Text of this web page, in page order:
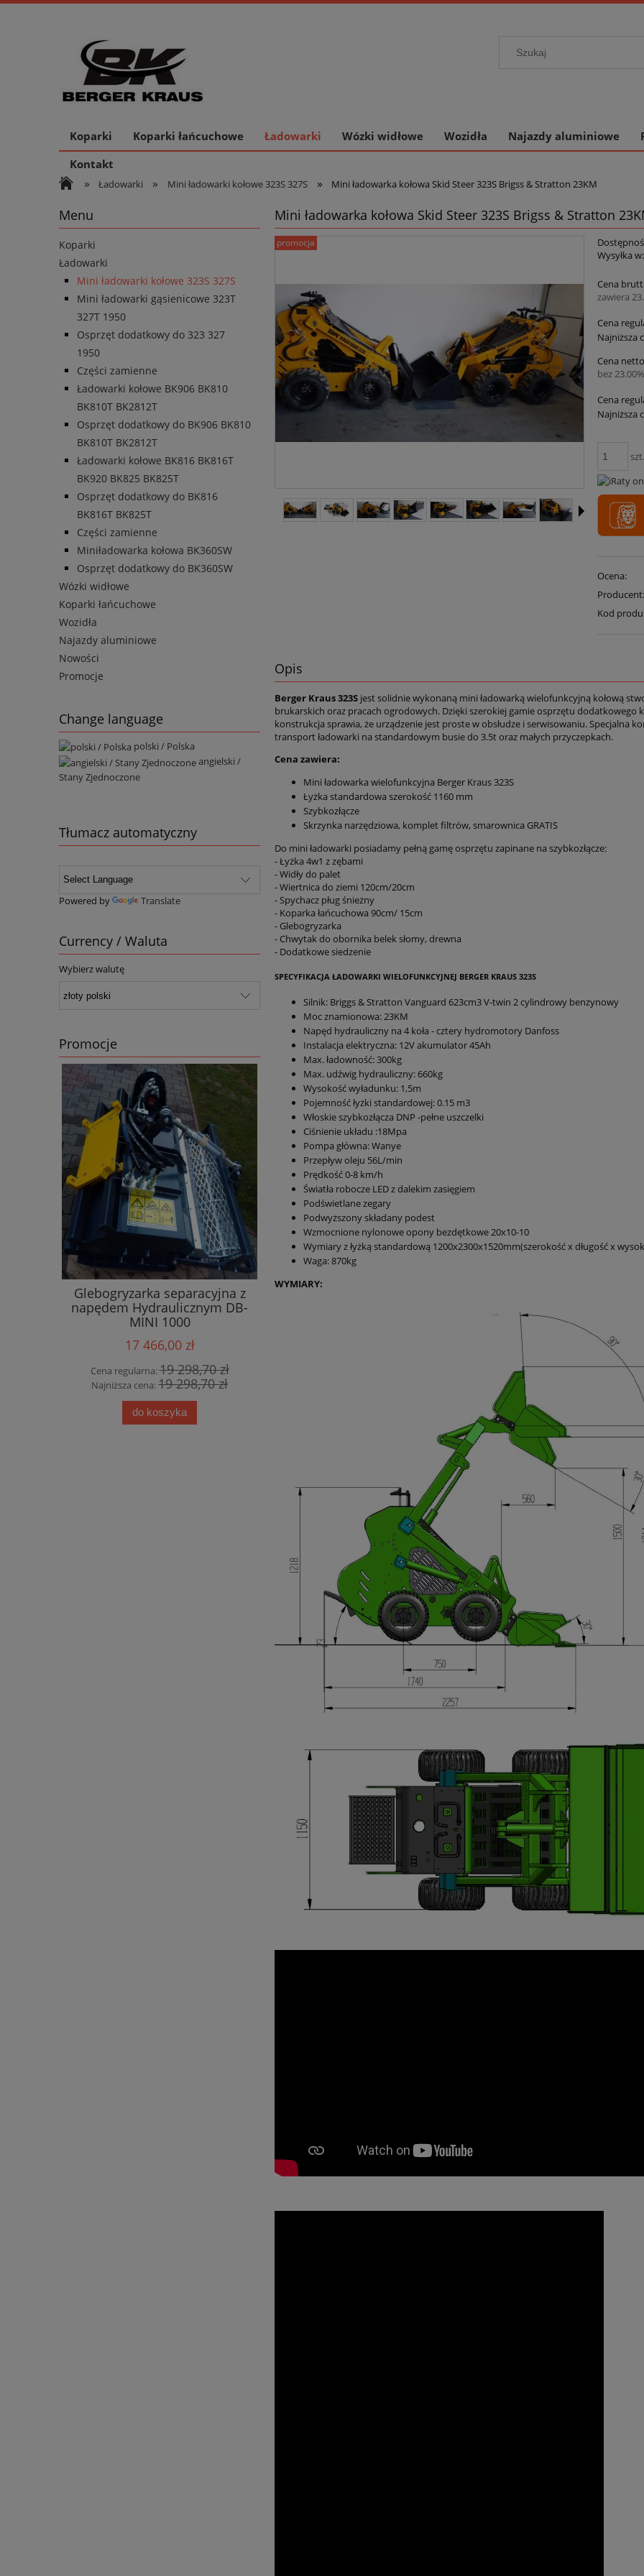
Koparki Koparki łańcuchowe Ładowarki Wózki widłowe Wozidła Najazdy aluminiowe
Kontakt
» Ładowarki » Mini ładowarki kołowe 323S 327S » Mini ładowarka kołowa Skid Steer 323S Brigss & Stratton 23KM
Menu
Koparki
Ładowarki
Mini ładowarki kołowe 323S 327S
Mini ładowarki gąsienicowe 323T
327T 1950
Osprzęt dodatkowy do 323 327
1950
Części zamienne
Ładowarki kołowe BK906 BK810
BK810T BK2812T
Osprzęt dodatkowy do BK906 BK810
BK810T BK2812T
Ładowarki kołowe BK816 BK816T
BK920 BK825 BK825T
Osprzęt dodatkowy do BK816
BK816T BK825T
Części zamienne
Miniładowarka kołowa BK360SW
Osprzęt dodatkowy do BK360SW
Wózki widłowe
Koparki łańcuchowe
Wozidła
Najazdy aluminiowe
Nowości
Promocje
Change language
polski / Polska
angielski /
Stany Zjednoczone
Tłumacz automatyczny
Powered by Translate
Currency / Waluta
Wybierz walutę
Promocje
Glebogryzarka separacyjna z
napędem Hydraulicznym DB-
MINI 1000
17 466,00 zł
Cena regularna:19 298,70 zł
Najniższa cena:19 298,70 zł
do koszyka
z kabiną silnik KUBOTA
klimatyzacja
Cena regularna: 158 670,00 zł
Najniższa cena:
Mini ładowarka kołowa Skid Steer 323S Brigss & Stratton
promocja
Wysyłka w:
Cena
zawiera
Cena
Najniższa
Cena
bez
Cena
Najniższa
Ocena:
Kod
Opis
Berger Kraus 323S jest solidnie wykonaną mini ładowarką wielofunkcyjną kołową
brukarskich oraz pracach ogrodowych. Dzięki szerokiej gamie osprzętu dodatkowego
konstrukcja sprawia, że urządzenie jest proste w obsłudze i serwisowaniu. Specjalna
transport ładowarki na standardowym busie do 3.5t oraz małych przyczepkach.
Cena zawiera:
Mini ładowarka wielofunkcyjna Berger Kraus 323S
Łyżka standardowa szerokość 1160 mm
Szybkozłącze
Skrzynka narzędziowa, komplet filtrów, smarownica GRATIS
Do mini ładowarki posiadamy pełną gamę osprzętu zapinane na szybkozłącze:
- Łyżka 4w1 z zębami
- Widły do palet
- Wiertnica do ziemi 120cm/20cm
- Spychacz pług śnieżny
- Koparka łańcuchowa 90cm/ 15cm
- Glebogryzarka
- Chwytak do obornika belek słomy, drewna
- Dodatkowe siedzenie
SPECYFIKACJA ŁADOWARKI WIELOFUNKCYJNEJ BERGER KRAUS 323S
Silnik: Briggs & Stratton Vanguard 623cm3 V-twin 2 cylindrowy benzynowy
Moc znamionowa: 23KM
Napęd hydrauliczny na 4 koła - cztery hydromotory Danfoss
Instalacja elektryczna: 12V akumulator 45Ah
Max. ładowność: 300kg
Max. udźwig hydrauliczny: 660kg
Wysokość wyładunku: 1,5m
Pojemność łyżki standardowej: 0.15 m3
Włoskie szybkozłącza DNP -pełne uszczelki
Ciśnienie układu :18Mpa
Pompa główna: Wanye
Przepływ oleju 56L/min
Prędkość 0-8 km/h
Światła robocze LED z dalekim zasięgiem
Podświetlane zegary
Podwyższony składany podest
Wzmocnione nylonowe opony bezdętkowe 20x10-10
Wymiary z łyżką standardową 1200x2300x1520mm(szerokość x długość x
Waga: 870kg
WYMIARY: